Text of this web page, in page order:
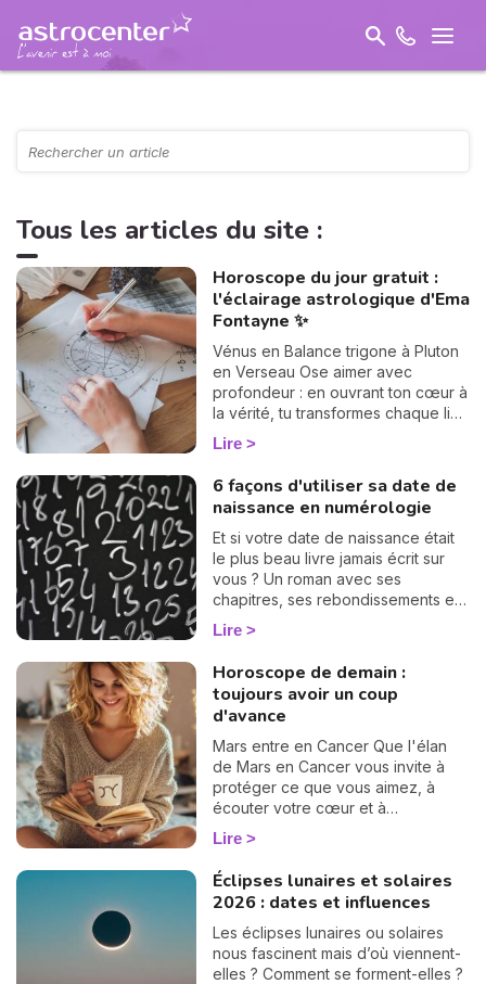
Tous les articles du site :
Horoscope du jour gratuit :
l'éclairage astrologique d'Ema
Fontayne ✨
Vénus en Balance trigone à Pluton
en Verseau Ose aimer avec
profondeur : en ouvrant ton cœur à
la vérité, tu transformes chaque lien
en chemin d'élévation spirituelle.
Lire
6 façons d'utiliser sa date de
naissance en numérologie
Et si votre date de naissance était
le plus beau livre jamais écrit sur
vous ? Un roman avec ses
chapitres, ses rebondissements et
même quelques cartes cachées
dans la manche. La numérologie
une à une. On vous montre
comment… 🔢
Lire
Horoscope de demain :
toujours avoir un coup
d'avance
Mars entre en Cancer Que l'élan
de Mars en Cancer vous invite à
protéger ce que vous aimez, à
écouter votre cœur et à
transformer chaque émotion en une
force d'amour lumineuse.
Lire
Éclipses lunaires et solaires
2026 : dates et influences
Les éclipses lunaires ou solaires
nous fascinent mais d’où viennent-
elles ? Comment se forment-elles ?